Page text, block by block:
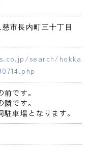
市長内町三十丁目
search/hokka
です。
です。
車場となります。